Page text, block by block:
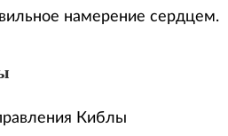
намерение сердцем.
Киблы